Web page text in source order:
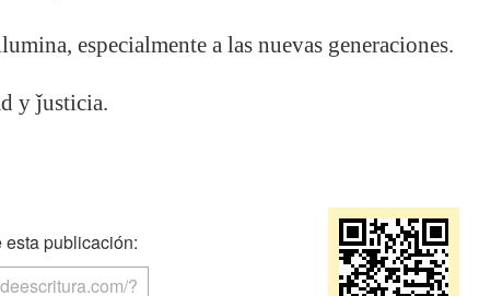
especialmente a las nuevas generaciones.
y ǰusticia.
publicación: